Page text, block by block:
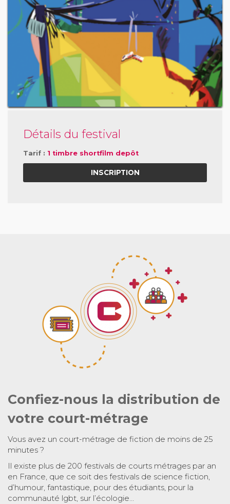
Détails du festival
Tarif : 1 timbre shortfilm depôt
INSCRIPTION
Confiez-nous la distribution de
votre court-métrage
Vous avez un court-métrage de fiction de moins de 25
minutes ?
Il existe plus de 200 festivals de courts métrages par an
en France, que ce soit des festivals de science fiction,
d’humour, fantastique, pour des étudiants, pour la
communauté lgbt, sur l’écologie…